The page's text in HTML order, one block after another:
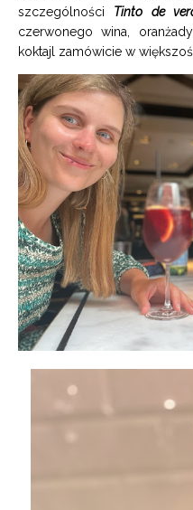
szczególności Tinto de
czerwonego wina,
koktajl zamówicie w